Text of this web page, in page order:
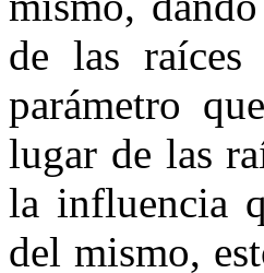
de las
parámetro
lugar de las
la influencia
del mismo,